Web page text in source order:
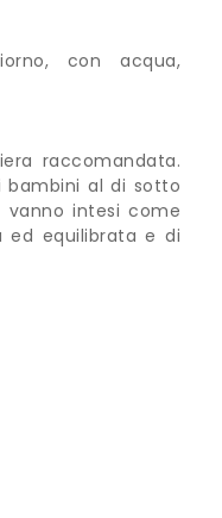
con acqua,
raccomandata.
bambini al di sotto
vanno intesi come
ed equilibrata e di